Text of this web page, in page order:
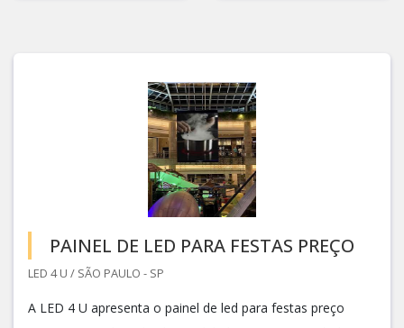
PAINEL DE LED PARA FESTAS PREÇO
LED 4 U / SÃO PAULO - SP
A LED 4 U apresenta o painel de led para festas preço